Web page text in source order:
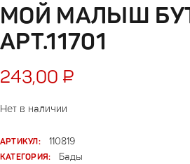
МОЙ МАЛЫШ
АРТ.11701
243,00 ₽
Нет в наличии
АРТИКУЛ:
110819
КАТЕГОРИЯ:
Бады